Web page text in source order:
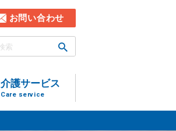
お問い合わせ
介護サービス
Care service